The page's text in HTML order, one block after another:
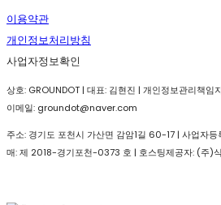
이용약관
개인정보처리방침
사업자정보확인
상호: GROUNDOT | 대표: 김현진 | 개인정보관리책
이메일: groundot@naver.com
주소: 경기도 포천시 가산면 감암1길 60-17 | 사업자등
매:제 2018-경기포천-0373 호 | 호스팅제공자: (주)